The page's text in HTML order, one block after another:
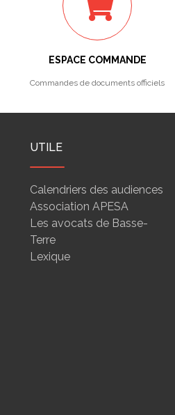
ESPACE COMMANDE
Commandes de documents officiels
UTILE
Calendriers des audiences
Association APESA
Les avocats de Basse-
Terre
Lexique